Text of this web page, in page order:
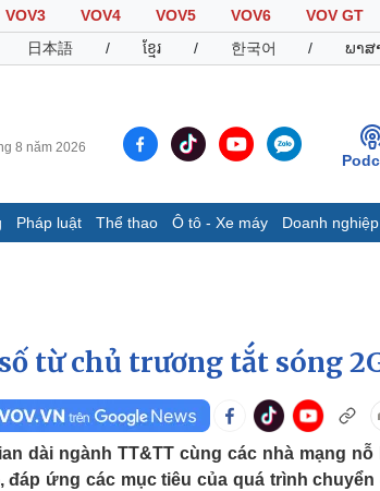
VOV3 VOV4 VOV5 VOV6
VOV GT
日本語 / ខ្មែរ / 한국어 / ພາສ
8 năm 2026
Pháp luật Thể thao Ô tô - Xe máy Doanh nghiệp
Infographic
Ô tô - Xe máy
Ô tô
từ chủ trương tắt sóng
dài ngành TT&TT cùng các nhà mạng nỗ
ứng các mục tiêu của quá trình chuyển